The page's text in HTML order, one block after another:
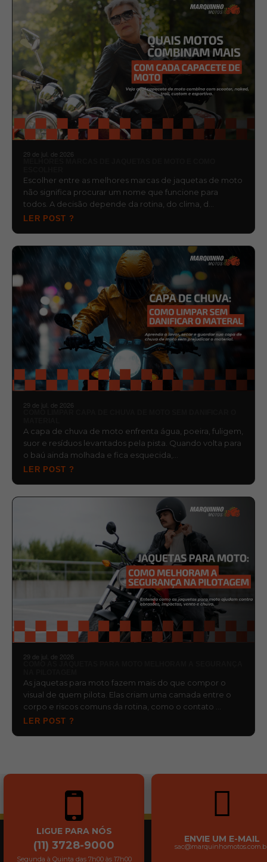
29 de jul. de 2026
Escolher entre as melhores marcas de jaquetas de moto
não significa procurar um nome que funcione para
todos. A decisão depende da rotina, do clima, d…
LER POST ?
29 de jul. de 2026
A capa de chuva de moto enfrenta água, poeira, fuligem,
suor e resíduos levantados pela pista. Quando volta para
o baú ainda molhada e fica esquecida,…
LER POST ?
29 de jul. de 2026
As jaquetas para moto fazem mais do que compor o
visual de quem pilota. Elas criam uma camada entre o
corpo e riscos comuns da rotina, como o contato …
LER POST ?
LIGUE PARA NÓS
(11) 3728-9000
Segunda à Quinta das 7h00 às 17h00
ENVIE UM E-MAIL